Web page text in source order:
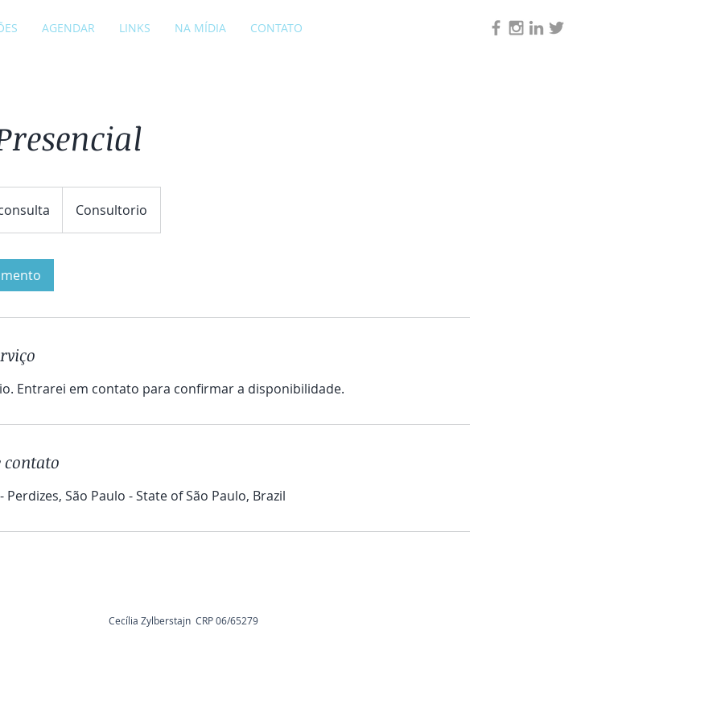
AGENDAR LINKS NA MÍDIA CONTATO
Consultorio
Entrarei em contato para confirmar a disponibilidade.
contato
Perdizes, São Paulo - State of São Paulo, Brazil
Cecília Zylberstajn CRP 06/6527906/65279